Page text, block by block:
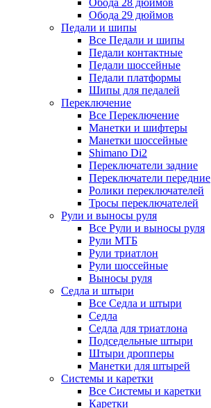
Обода 28 дюймов
Обода 29 дюймов
Педали и шипы
Все Педали и шипы
Педали контактные
Педали шоссейные
Педали платформы
Шипы для педалей
Переключение
Все Переключение
Манетки и шифтеры
Манетки шоссейные
Shimano Di2
Переключатели задние
Переключатели передние
Ролики переключателей
Тросы переключателей
Рули и выносы руля
Все Рули и выносы руля
Рули МТБ
Рули триатлон
Рули шоссейные
Выносы руля
Седла и штыри
Все Седла и штыри
Седла
Седла для триатлона
Подседельные штыри
Штыри дропперы
Манетки для штырей
Системы и каретки
Все Системы и каретки
Каретки